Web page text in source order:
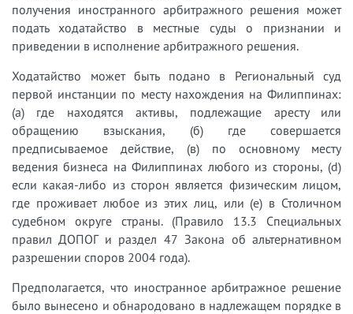
получения иностранного арбитражного решения может
подать ходатайство в местные суды о признании и
приведении в исполнение арбитражного решения.
Ходатайство может быть подано в Региональный суд
первой инстанции по месту нахождения на Филиппинах:
(а) где находятся активы, подлежащие аресту или
обращению взыскания, (б) где совершается
предписываемое действие, (в) по основному месту
ведения бизнеса на Филиппинах любого из стороны, (d)
если какая-либо из сторон является физическим лицом,
где проживает любое из этих лиц, или (e) в Столичном
судебном округе страны. (Правило 13.3 Специальных
правил ДОПОГ и раздел 47 Закона об альтернативном
разрешении споров 2004 года).
Предполагается, что иностранное арбитражное решение
было вынесено и обнародовано в надлежащем порядке в